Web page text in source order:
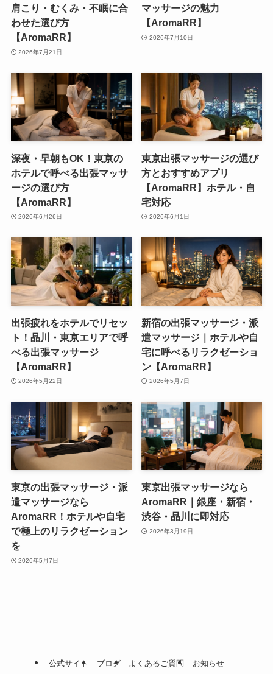
肩こり・むくみ・不眠に合
わせた選び方
【AromaRR】
2026年7月21日
マッサージの魅力
【AromaRR】
2026年7月10日
深夜・早朝もOK！東京の
ホテルで呼べる出張マッサ
ージの選び方
【AromaRR】
2026年6月26日
東京出張マッサージの選び
方とおすすめアプリ
【AromaRR】ホテル・自
宅対応
2026年6月1日
出張疲れをホテルでリセッ
ト！品川・東京エリアで呼
べる出張マッサージ
【AromaRR】
2026年5月22日
新宿の出張マッサージ・派
遣マッサージ｜ホテルや自
宅に呼べるリラクゼーショ
ン【AromaRR】
2026年5月7日
東京の出張マッサージ・派
遣マッサージなら
AromaRR！ホテルや自宅
で極上のリラクゼーション
を
2026年5月7日
東京出張マッサージなら
AromaRR｜銀座・新宿・
渋谷・品川に即対応
2026年3月19日
公式サイト ブログ よくあるご質問 お知らせ